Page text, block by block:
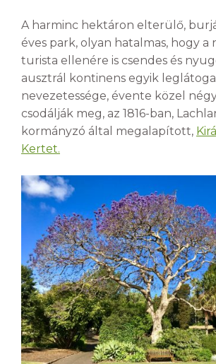
A harminc hektáron elterülő,
éves park, olyan hatalmas, hogy a
turista ellenére is csendes és
ausztrál kontinens egyik
nevezetessége, évente közel
csodálják meg, az 1816-ban,
kormányzó által megalapított,
Kertet.